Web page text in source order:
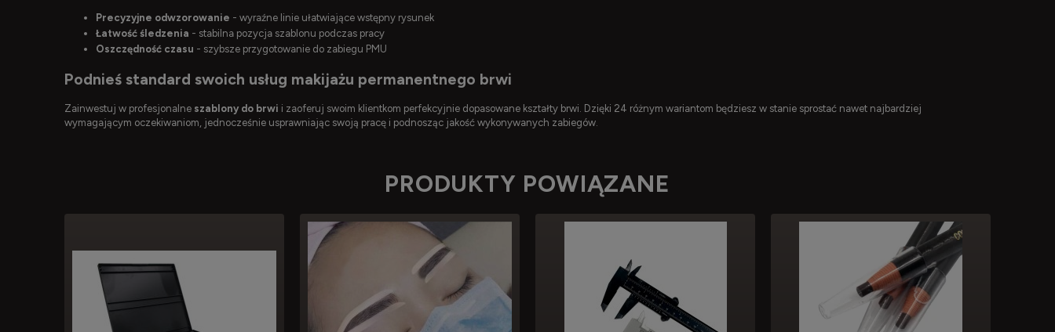
Precyzyjne odwzorowanie - wyraźne linie ułatwiające wstępny rysunek
Łatwość śledzenia - stabilna pozycja szablonu podczas pracy
Oszczędność czasu - szybsze przygotowanie do zabiegu PMU
Podnieś standard swoich usług makijażu permanentnego brwi
Zainwestuj w profesjonalne szablony do brwi i zaoferuj swoim klientkom perfekcyjnie dopasowane kształty brwi. Dzięki 24 różnym wariantom będziesz w stanie sprostać nawet najbardziej
wymagającym oczekiwaniom, jednocześnie usprawniając swoją pracę i podnosząc jakość wykonywanych zabiegów.
PRODUKTY POWIĄZANE